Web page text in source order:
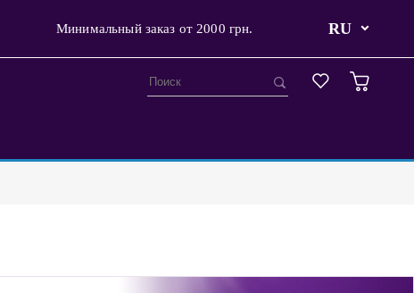
Минимальный заказ от 2000 грн. RU